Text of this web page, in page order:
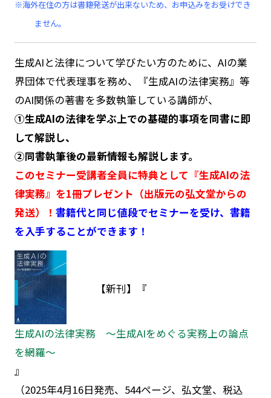
※海外在住の方は書籍発送が出来ないため、お申込みをお受けでき
ません。
生成AIと法律について学びたい方のために、AIの業
界団体で代表理事を務め、『生成AIの法律実務』等
のAI関係の著書を多数執筆している講師が、
①生成AIの法律を学ぶ上での基礎的事項を同書に即
して解説し、
②同書執筆後の最新情報も解説します。
このセミナー受講者全員に特典として『生成AIの法
律実務』を1冊プレゼント（出版元の弘文堂からの
発送）！ 書籍代と同じ値段でセミナーを受け、書籍
を入手することができます！
【新刊】『
生成AIの法律実務 ～生成AIをめぐる実務上の論点
を網羅～
』
（2025年4月16日発売、544ページ、弘文堂、税込